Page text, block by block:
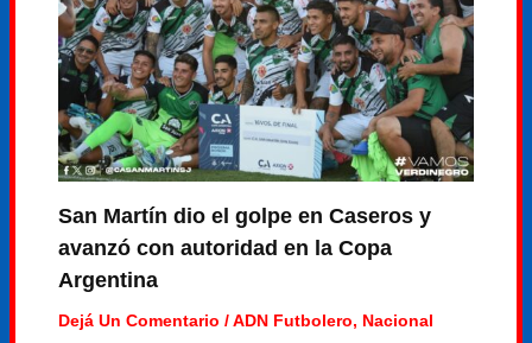
San Martín dio el golpe en Caseros y
avanzó con autoridad en la Copa
Argentina
Dejá Un Comentario /ADN Futbolero, Nacional